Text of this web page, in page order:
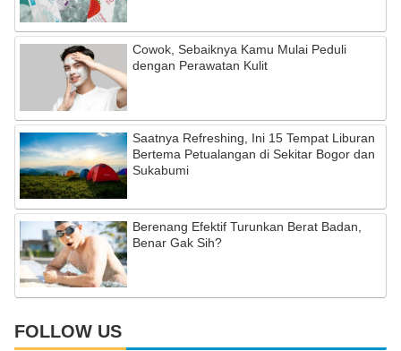
Cowok, Sebaiknya Kamu Mulai Peduli
dengan Perawatan Kulit
Saatnya Refreshing, Ini 15 Tempat Liburan
Bertema Petualangan di Sekitar Bogor dan
Sukabumi
Berenang Efektif Turunkan Berat Badan,
Benar Gak Sih?
FOLLOW US